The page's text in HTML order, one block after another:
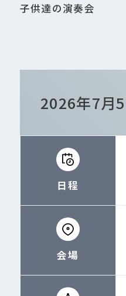
子供達の演奏会
2026年7月5
日程
会場